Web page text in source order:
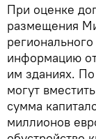
При оценке
размещения
информацию
им зданиях.
могут
сумма
миллионов